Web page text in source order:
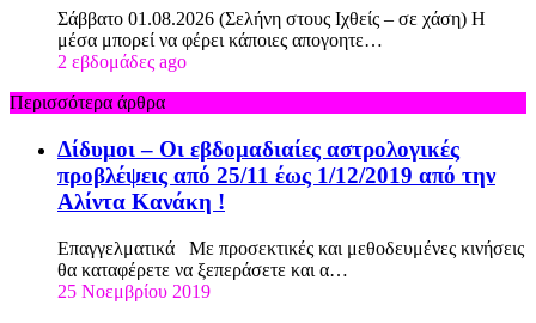
Σάββατο 01.08.2026 (Σελήνη στους Ιχθείς – σε χάση) Η
μέσα μπορεί να φέρει κάποιες απογοητε…
2 εβδομάδες ago
Περισσότερα άρθρα
Δίδυμοι – Οι εβδομαδιαίες αστρολογικές
προβλέψεις από 25/11 έως 1/12/2019 από την
Αλίντα Κανάκη !
Επαγγελματικά Με προσεκτικές και μεθοδευμένες κινήσεις
θα καταφέρετε να ξεπεράσετε και α…
25 Νοεμβρίου 2019